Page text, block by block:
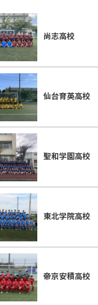
尚志高校
仙台育英高校
聖和学園高校
東北学院高校
帝京安積高校